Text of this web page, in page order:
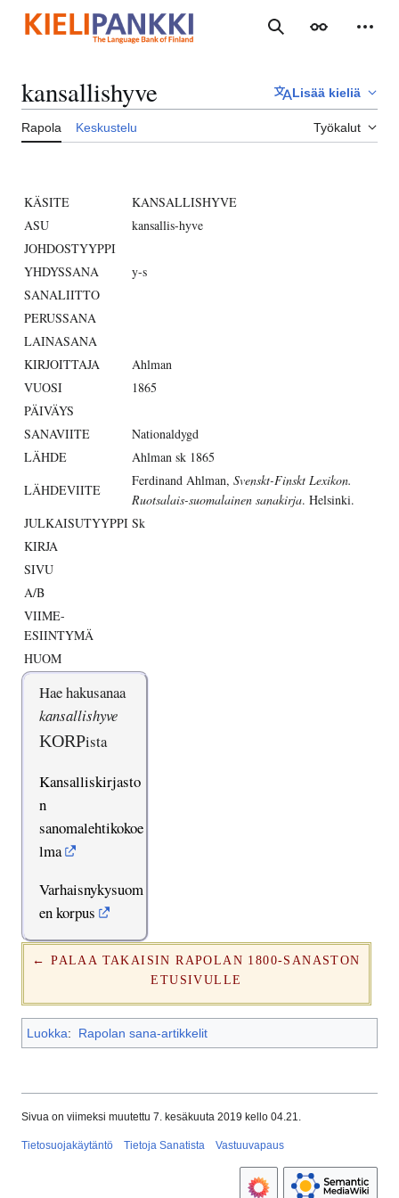
sisältöön
Haku Ulkoasu
kansallishyve Lisää kieliä
Rapola Keskustelu Työkalut
KÄSITE
KANSALLISHYVE
ASU
kansallis-hyve
JOHDOSTYYPPI
YHDYSSANA
y-s
SANALIITTO
PERUSSANA
LAINASANA
KIRJOITTAJA
Ahlman
VUOSI
1865
PÄIVÄYS
SANAVIITE
Nationaldygd
LÄHDE
Ahlman sk 1865
LÄHDEVIITE
Ferdinand Ahlman, Svenskt-Finskt Lexikon.
Ruotsalais-suomalainen sanakirja. Helsinki.
JULKAISUTYYPPI Sk
KIRJA
SIVU
A/B
VIIME-
ESIINTYMÄ
HUOM
Hae hakusanaa
kansallishyve
KORPista
Kansalliskirjasto
n
sanomalehtikokoe
lma
Varhaisnykysuom
en korpus
← PALAA TAKAISIN RAPOLAN 1800-SANASTON
ETUSIVULLE
Luokka: Rapolan sana-artikkelit
Sivua on viimeksi muutettu 7. kesäkuuta 2019 kello 04.21.
Tietosuojakäytäntö Tietoja Sanatista Vastuuvapaus